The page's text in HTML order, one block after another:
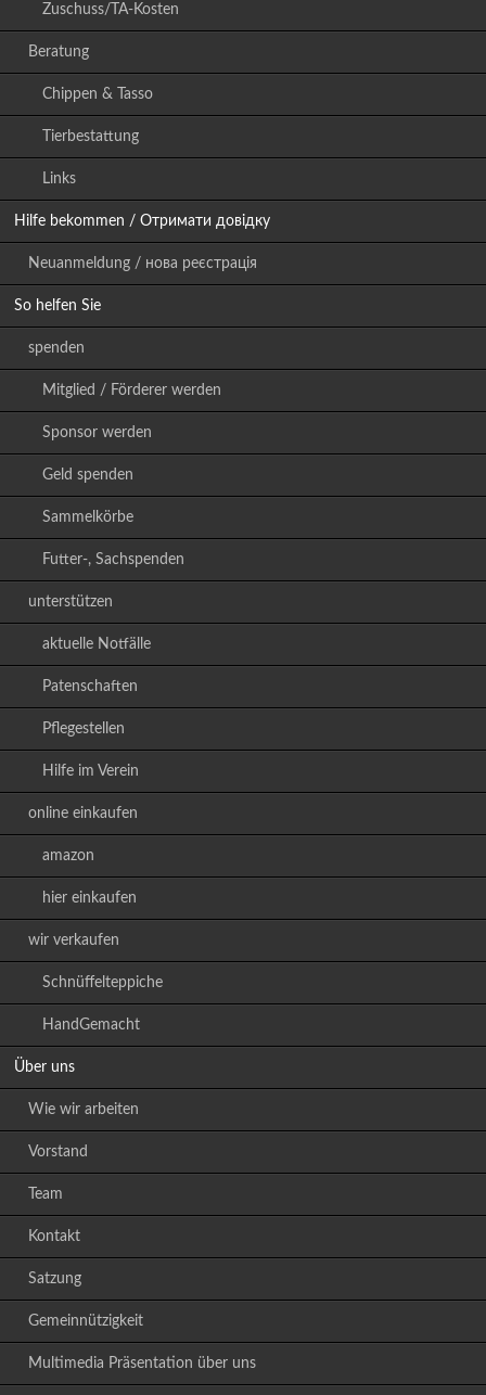
Zuschuss/TA-Kosten
Beratung
Chippen & Tasso
Tierbestattung
Links
Hilfe bekommen / Отримати довідку
Neuanmeldung / нова реєстрація
So helfen Sie
spenden
Mitglied / Förderer werden
Sponsor werden
Geld spenden
Sammelkörbe
Futter-, Sachspenden
unterstützen
aktuelle Notfälle
Patenschaften
Pflegestellen
Hilfe im Verein
online einkaufen
amazon
hier einkaufen
wir verkaufen
Schnüffelteppiche
HandGemacht
Über uns
Wie wir arbeiten
Vorstand
Team
Kontakt
Satzung
Gemeinnützigkeit
Multimedia Präsentation über uns